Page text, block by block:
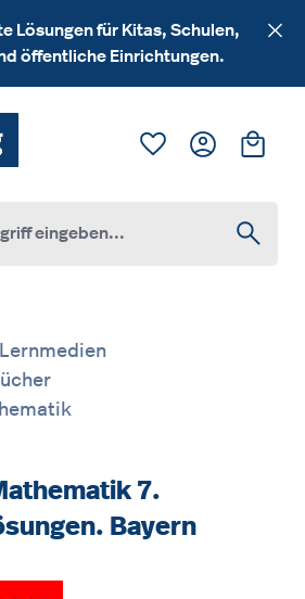
Lösungen für Kitas, Schulen,
öffentliche Einrichtungen.
Du hast 0
7.
Bayern